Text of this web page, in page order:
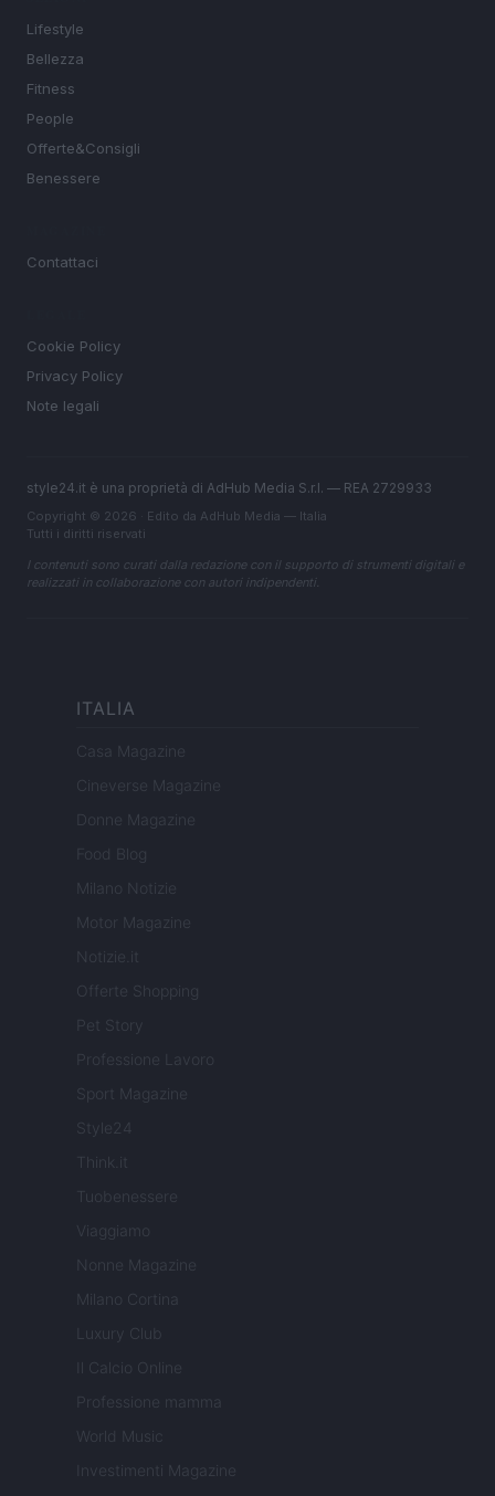
Lifestyle
Bellezza
Fitness
People
Offerte&Consigli
Benessere
Contattaci
Cookie Policy
Privacy Policy
Note legali
style24.it è una proprietà di AdHub Media S.r.l. — REA 2729933
Copyright © 2026 · Edito da AdHub Media — Italia
Tutti i diritti riservati
I contenuti sono curati dalla redazione con il supporto di strumenti digitali e
realizzati in collaborazione con autori indipendenti.
ITALIA
Casa Magazine
Cineverse Magazine
Donne Magazine
Food Blog
Milano Notizie
Motor Magazine
Notizie.it
Offerte Shopping
Pet Story
Professione Lavoro
Sport Magazine
Style24
Think.it
Tuobenessere
Viaggiamo
Nonne Magazine
Milano Cortina
Luxury Club
Il Calcio Online
Professione mamma
World Music
Investimenti Magazine